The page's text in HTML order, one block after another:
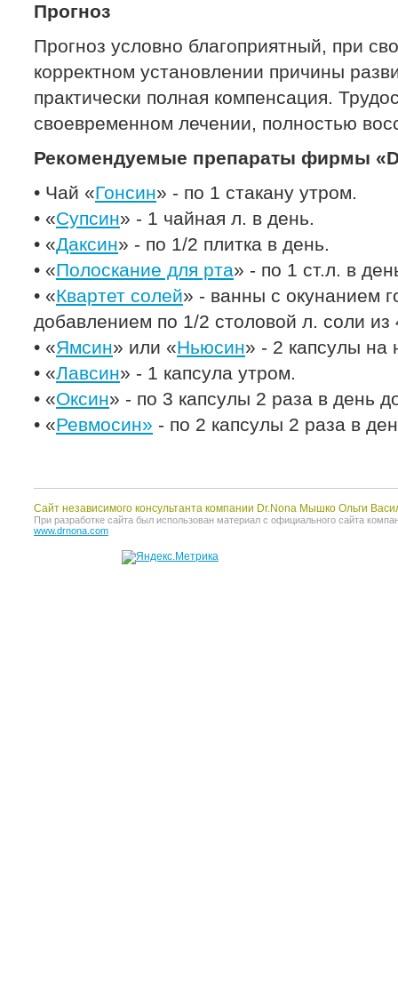
Прогноз
Прогноз условно благоприятный, при
корректном установлении причины
практически полная компенсация.
своевременном лечении, полностью
Рекомендуемые препараты фирмы
• Чай «Гонсин» - по 1 стакану утром.
• «Супсин» - 1 чайная л. в день.
• «Даксин» - по 1/2 плитка в день.
• «Полоскание для рта» - по 1 ст.л. в
• «Квартет солей» - ванны с окунанием
добавлением по 1/2 столовой л. соли из
• «Ямсин» или «Ньюсин» - 2 капсулы на
• «Лавсин» - 1 капсула утром.
• «Оксин» - по 3 капсулы 2 раза в день
• «Ревмосин» - по 2 капсулы 2 раза в
Сайт независимого консультанта компании Dr.Nona Мышко Ольги
При разработке сайта был использован материал с официального сайта
www.drnona.com